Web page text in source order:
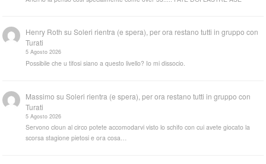
Henry Roth suSoleri rientra (e spera), per ora restano tutti in gruppo con
Turati
5 Agosto 2026
Possibile che u tifosi siano a questo livello? Io mi dissocio.
Massimo suSoleri rientra (e spera), per ora restano tutti in gruppo con
Turati
5 Agosto 2026
Servono cloun al circo potete accomodarvi visto lo schifo con cui avete giocato la
scorsa stagione pietosi e ora cosa…